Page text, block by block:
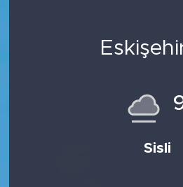
Sisli